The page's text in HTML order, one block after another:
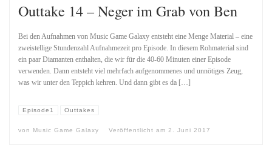
Outtake 14 – Neger im Grab von Ben
Bei den Aufnahmen von Music Game Galaxy entsteht eine Menge Material – eine
zweistellige Stundenzahl Aufnahmezeit pro Episode. In diesem Rohmaterial sind
ein paar Diamanten enthalten, die wir für die 40-60 Minuten einer Episode
verwenden. Dann entsteht viel mehrfach aufgenommenes und unnötiges Zeug,
was wir unter den Teppich kehren. Und dann gibt es da […]
Episode1 Outtakes
von Music Game Galaxy Veröffentlicht am 2. Juni 2017